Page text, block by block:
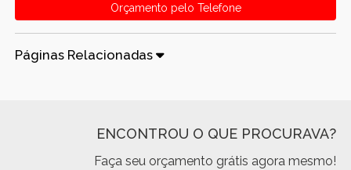
Orçamento pelo Telefone
Páginas Relacionadas
ENCONTROU O QUE PROCURAVA?
Faça seu orçamento grátis agora mesmo!